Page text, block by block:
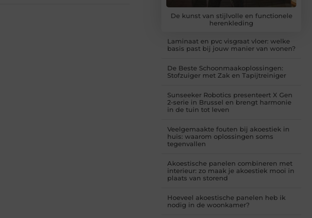
De kunst van stijlvolle en functionele
herenkleding
Laminaat en pvc visgraat vloer: welke
basis past bij jouw manier van wonen?
De Beste Schoonmaakoplossingen:
Stofzuiger met Zak en Tapijtreiniger
Sunseeker Robotics presenteert X Gen
2-serie in Brussel en brengt harmonie
in de tuin tot leven
Veelgemaakte fouten bij akoestiek in
huis: waarom oplossingen soms
tegenvallen
Akoestische panelen combineren met
interieur: zo maak je akoestiek mooi in
plaats van storend
Hoeveel akoestische panelen heb ik
nodig in de woonkamer?